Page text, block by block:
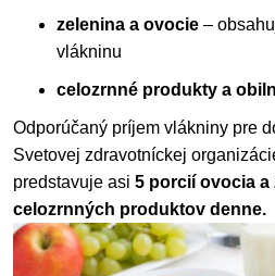
zelenina a ovocie –
vlákninu
celozrnné produkty a
Odporúčaný príjem vlákniny pre
Svetovej zdravotníckej
predstavuje asi 5 porcií ovocia a
celozrnných produktov denne.